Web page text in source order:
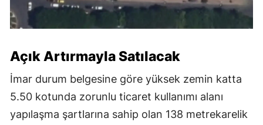
Açık Artırmayla Satılacak
İmar durum belgesine göre yüksek zemin katta
5.50 kotunda zorunlu ticaret kullanımı alanı
yapılaşma şartlarına sahip olan 138 metrekarelik